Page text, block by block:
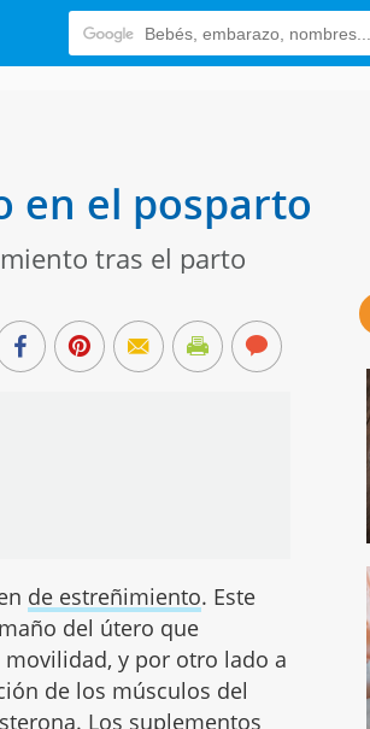
en el posparto
tras el parto
de estreñimiento. Este
del útero que
y por otro lado a
de los músculos del
Los suplementos